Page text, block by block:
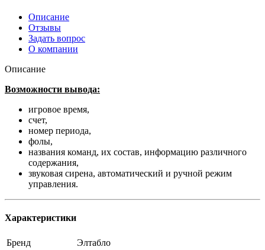
Описание
Отзывы
Задать вопрос
О компании
Описание
Возможности вывода:
игровое время,
счет,
номер периода,
фолы,
названия команд, их состав, информацию различного
содержания,
звуковая сирена, автоматический и ручной режим
управления.
Характеристики
Бренд Элтабло